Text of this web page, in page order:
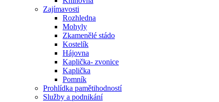
Zajímavosti
Rozhledna
Mohyly
Zkamenělé stádo
Kostelík
Hájovna
Kaplička- zvonice
Kaplička
Pomník
Prohlídka pamětihodností
Služby a podnikání